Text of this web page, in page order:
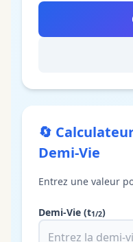
🔄
Demi-Vie
Entrez une valeur
Demi-Vie (t1/2)